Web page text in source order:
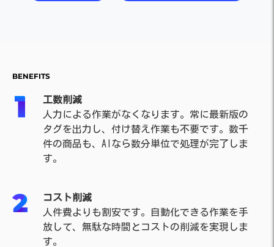
BENEFITS
工数削減
人力による作業がなくなります。常に最新版の
タグを出力し、付け替え作業も不要です。数千
件の商品も、AIなら数分単位で処理が完了しま
す。
コスト削減
人件費よりも割安です。自動化できる作業を手
放して、無駄な時間とコストの削減を実現しま
す。